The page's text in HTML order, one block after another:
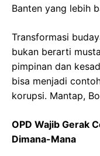
Banten yang lebih
Transformasi
bukan berarti
pimpinan dan
bisa menjadi
korupsi. Mantap,
OPD Wajib Gerak
Dimana-Mana